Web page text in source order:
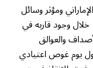
ومؤثر وسائل
خلال وجود قاربه في
والعوالق
يوم غوص اعتيادي